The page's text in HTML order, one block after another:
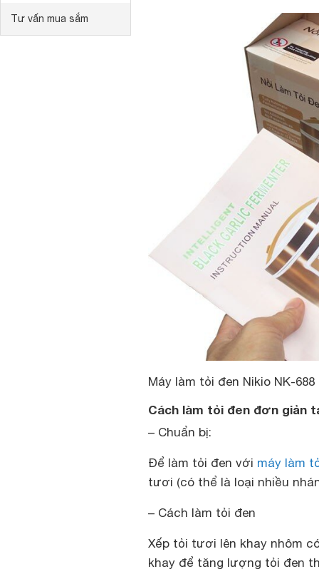
Tư vấn mua sắm
Máy làm tỏi đen Nikio NK-688
Cách làm tỏi đen đơn giản
– Chuẩn bị:
Để làm tỏi đen với máy làm
tươi (có thể là loại nhiều
– Cách làm tỏi đen
Xếp tỏi tươi lên khay nhôm
khay để tăng lượng tỏi đen